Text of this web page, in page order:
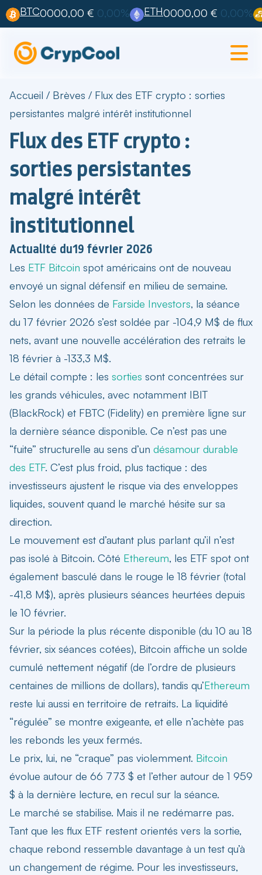
BTC0000,00 € 0,00% ETH0000,00 € 0,00%
Accueil / Brèves / Flux des ETF crypto : sorties
persistantes malgré intérêt institutionnel
Flux des ETF crypto :
sorties persistantes
malgré intérêt
institutionnel
Actualité du19 février 2026
Les ETF Bitcoin spot américains ont de nouveau
envoyé un signal défensif en milieu de semaine.
Selon les données de Farside Investors, la séance
du 17 février 2026 s’est soldée par -104,9 M$ de flux
nets, avant une nouvelle accélération des retraits le
18 février à -133,3 M$.
Le détail compte : les sorties sont concentrées sur
les grands véhicules, avec notamment IBIT
(BlackRock) et FBTC (Fidelity) en première ligne sur
la dernière séance disponible. Ce n’est pas une
“fuite” structurelle au sens d’un désamour durable
des ETF. C’est plus froid, plus tactique : des
investisseurs ajustent le risque via des enveloppes
liquides, souvent quand le marché hésite sur sa
direction.
Le mouvement est d’autant plus parlant qu’il n’est
pas isolé à Bitcoin. Côté Ethereum, les ETF spot ont
également basculé dans le rouge le 18 février (total
-41,8 M$), après plusieurs séances heurtées depuis
le 10 février.
Sur la période la plus récente disponible (du 10 au 18
février, six séances cotées), Bitcoin affiche un solde
cumulé nettement négatif (de l’ordre de plusieurs
centaines de millions de dollars), tandis qu’Ethereum
reste lui aussi en territoire de retraits. La liquidité
“régulée” se montre exigeante, et elle n’achète pas
les rebonds les yeux fermés.
Le prix, lui, ne “craque” pas violemment. Bitcoin
évolue autour de 66 773 $ et l’ether autour de 1 959
$ à la dernière lecture, en recul sur la séance.
Le marché se stabilise. Mais il ne redémarre pas.
Tant que les flux ETF restent orientés vers la sortie,
chaque rebond ressemble davantage à un test qu’à
un changement de régime. Pour les investisseurs,